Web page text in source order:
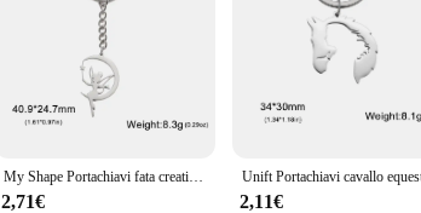
My Shape Portachiavi fata creativo Fantasy Elf portachiavi per le donne ragazze borsa in acciaio inossidabile portachiavi per auto gioielli di moda all'ingrosso
2,71€ 2,11€